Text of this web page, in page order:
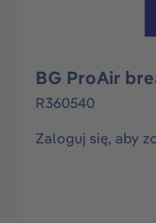
BG ProAir
R360540
Zaloguj się, aby